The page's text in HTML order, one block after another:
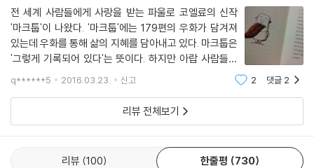
전 세계 사람들에게 사랑을 받는 파울로 코엘료의 신작
'마크툽'이 나왔다. '마크툽'에는 179편의 우화가 담겨져
있는데 우화를 통해 삶의 지혜를 담아내고 있다. 마크툽은
'그렇게 기록되어 있다'는 뜻이다. 하지만 아랍 사람들에
게 '그렇게 기록되어 있다'는 잘된 번역이 아니다. 왜냐하
면 모든 것이 이미 기록되어 있다 하더라도, 신은 자비롭
고 우리를 돕기 위해서만 펜과 잉크를 사
q******5 2016.03.23. 신고 2 댓글 2
리뷰 전체보기
리뷰 100 한줄평 730